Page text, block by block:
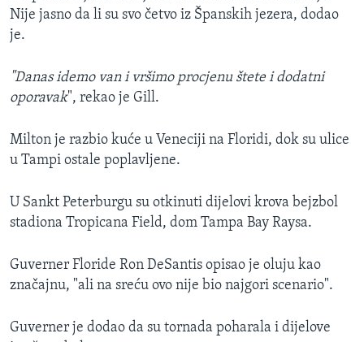
Nije jasno da li su svo četvo iz Španskih jezera, dodao
je.
"Danas idemo van i vršimo procjenu štete i dodatni
oporavak", rekao je Gill.
Milton je razbio kuće u Veneciji na Floridi, dok su ulice
u Tampi ostale poplavljene.
U Sankt Peterburgu su otkinuti dijelovi krova bejzbol
stadiona Tropicana Field, dom Tampa Bay Raysa.
Guverner Floride Ron DeSantis opisao je oluju kao
značajnu, "ali na sreću ovo nije bio najgori scenario".
Guverner je dodao da su tornada poharala i dijelove